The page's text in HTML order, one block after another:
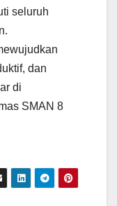
seluruh
dan
di
SMAN 8